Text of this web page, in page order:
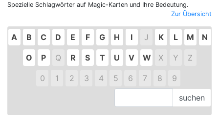
Spezielle Schlagwörter auf Magic-Karten und Ihre Bedeutung.
Zur Übersicht
A B C D E F G H I J K L M N
O P Q R S T U V W X Y Z
0 1 2 3 4 5 6 7 8 9